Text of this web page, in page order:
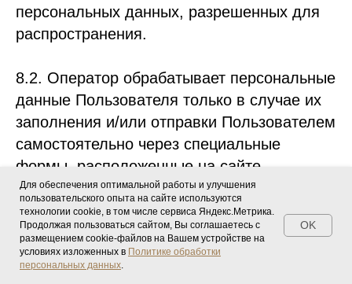
персональных данных, разрешенных для
распространения.
8.2. Оператор обрабатывает персональные
данные Пользователя только в случае их
заполнения и/или отправки Пользователем
самостоятельно через специальные
формы, расположенные на сайте
https://www.probrunch-izhevsk.ru или
направленные Оператору посредством
электронной почты. Заполняя
соответствующие формы и/или отправляя
Для обеспечения оптимальной работы и улучшения
пользовательского опыта на сайте используются
технологии cookie, в том числе сервиса Яндекс.Метрика.
Продолжая пользоваться сайтом, Вы соглашаетесь с
размещением cookie-файлов на Вашем устройстве на
условиях изложенных в Политике обработки
персональных данных.
OK